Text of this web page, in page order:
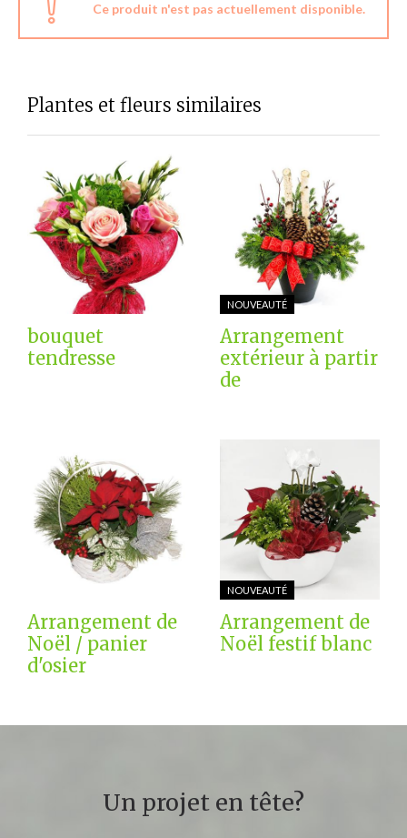
Ce produit n'est pas actuellement disponible.
Plantes et fleurs similaires
bouquet
tendresse
NOUVEAUTÉ
Arrangement
extérieur à partir
de
Arrangement de
Noël / panier
d'osier
NOUVEAUTÉ
Arrangement de
Noël festif blanc
Un projet en tête?